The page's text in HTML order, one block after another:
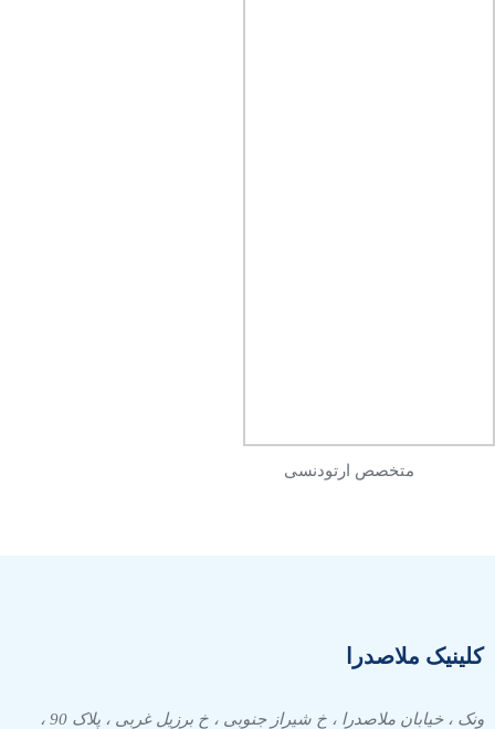
متخصص ارتودنسی
کلینیک ملاصدرا
ونک ، خیابان ملاصدرا ، خ شیراز جنوبی ، خ برزیل غربی ، پلاک 90 ،